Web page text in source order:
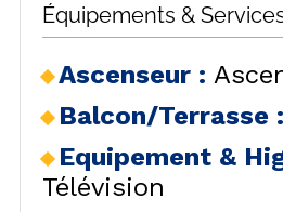
Équipements &
Ascenseur :
Balcon/Terrasse :
Equipement &
Télévision